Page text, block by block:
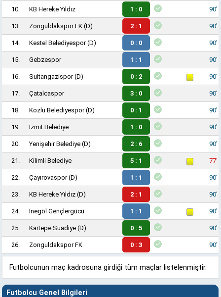
10. KB Hereke Yıldız 1 : 0 90'
13. Zonguldakspor FK (D) 2 : 1 90'
14. Kestel Belediyespor(D) 0 : 0 90'
15. Gebzespor 1 : 1 90'
16. Sultangazispor(D) 0 : 2 90'
17. Çatalcaspor 3 : 0 90'
18. Kozlu Belediyespor(D) 0 : 1 90'
19. İzmit Belediye 1 : 0 90'
20. Yenişehir Belediye (D) 2 : 6 90'
21. Kilimli Belediye 5 : 1 77'
22. Çayırovaspor(D) 1 : 1 90'
23. KB Hereke Yıldız (D) 2 : 1 90'
24. İnegöl Gençlergücü 1 : 1 90'
25. Kartepe Suadiye (D) 0 : 5 90'
26. Zonguldakspor FK 0 : 3 90'
Futbolcunun maç kadrosuna girdiği tüm maçlar listelenmiştir.
Futbolcu Genel Bilgileri